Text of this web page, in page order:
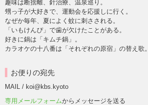
趣味は断捨離、針治療、温泉巡り。
甥っ子が大好きで、運動会を応援しに行く。
なぜか毎年、夏によく蚊に刺さされる。
「いもけんぴ」で歯が欠けたことがある。
好きに鍋は「キムチ鍋」。
カラオケの十八番は「それぞれの原宿」の替え歌。
お便りの宛先
MAIL / koi@kbs.kyoto
専用メールフォームからメッセージを送る